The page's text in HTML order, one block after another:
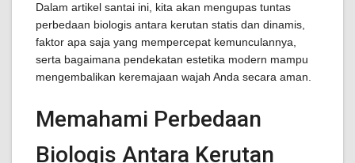
Dalam artikel santai ini, kita akan mengupas tuntas
perbedaan biologis antara kerutan statis dan dinamis,
faktor apa saja yang mempercepat kemunculannya,
serta bagaimana pendekatan estetika modern mampu
mengembalikan keremajaan wajah Anda secara aman.
Memahami Perbedaan
Biologis Antara Kerutan